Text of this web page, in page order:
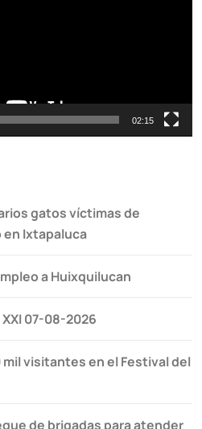
02:15
gatos víctimas de
Ixtapaluca
a Huixquilucan
07-08-2026
visitantes en el Festival del
de brigadas para atender